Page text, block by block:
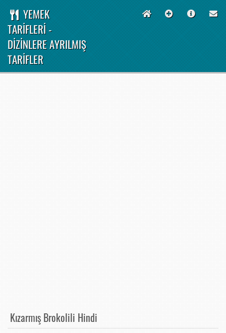
YEMEK
TARİFLERİ -
DİZİNLERE AYRILMIŞ
TARİFLER
Kızarmış Brokolili Hindi